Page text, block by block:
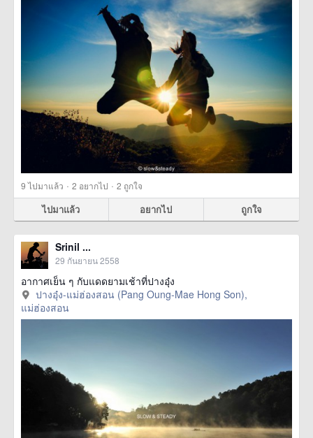
9ไปมาแล้ว · 2 อยากไป · 2 ถูกใจ
ไปมาแล้ว อยากไป ถูกใจ
Srinil ...
29 กันยายน 2558
อากาศเย็น ๆ กับแดดยามเช้าที่ปางอุ๋ง
ปางอุ๋ง-แม่ฮ่องสอน (Pang Oung-Mae Hong Son),
แม่ฮ่องสอน